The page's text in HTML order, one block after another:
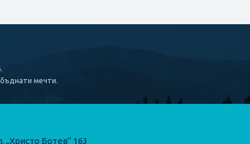
мечти.
„Христо Ботев“ 163